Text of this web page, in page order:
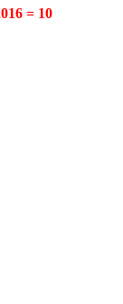
= 10